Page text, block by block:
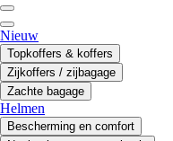
Nieuw
Topkoffers & koffers
Zijkoffers / zijbagage
Zachte bagage
Helmen
Bescherming en comfort